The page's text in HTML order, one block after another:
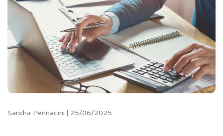
Sandra Pennacini | 25/06/2025